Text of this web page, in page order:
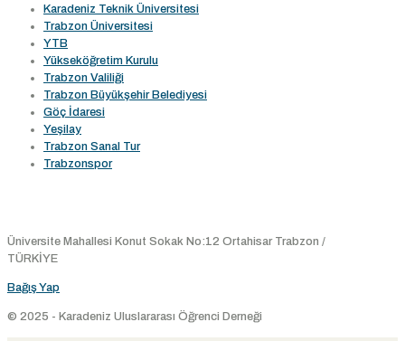
Karadeniz Teknik Üniversitesi
Trabzon Üniversitesi
YTB
Yükseköğretim Kurulu
Trabzon Valiliği
Trabzon Büyükşehir Belediyesi
Göç İdaresi
Yeşilay
Trabzon Sanal Tur
Trabzonspor
Üniversite Mahallesi Konut Sokak No:12 Ortahisar Trabzon /
TÜRKİYE
Bağış Yap
© 2025 - Karadeniz Uluslararası Öğrenci Derneği